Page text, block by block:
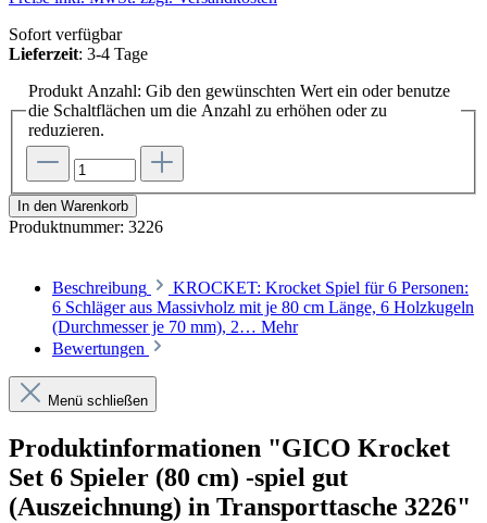
Sofort verfügbar
Lieferzeit: 3-4 Tage
Produkt Anzahl: Gib den gewünschten Wert ein oder benutze
die Schaltflächen um die Anzahl zu erhöhen oder zu
reduzieren.
In den Warenkorb
Produktnummer: 3226
Beschreibung
KROCKET: Krocket Spiel für 6 Personen:
6 Schläger aus Massivholz mit je 80 cm Länge, 6 Holzkugeln
(Durchmesser je 70 mm), 2… Mehr
Bewertungen
Menü schließen
Produktinformationen "GICO Krocket
Set 6 Spieler (80 cm) -spiel gut
(Auszeichnung) in Transporttasche 3226"